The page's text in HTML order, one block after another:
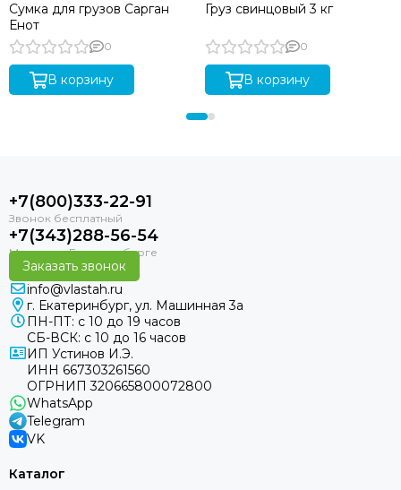
Сумка для грузов Сарган
Енот
0
В корзину
Груз свинцовый 3 кг
0
В корзину
+7(800)333-22-91
+7(343)288-56-54
Заказать звонок
info@vlastah.ru
г. Екатеринбург, ул. Машинная 3а
ПН-ПТ: с 10 до 19 часов
СБ-ВСК: с 10 до 16 часов
ИП Устинов И.Э.
ИНН 667303261560
ОГРНИП 320665800072800
WhatsApp
Telegram
VK
Каталог